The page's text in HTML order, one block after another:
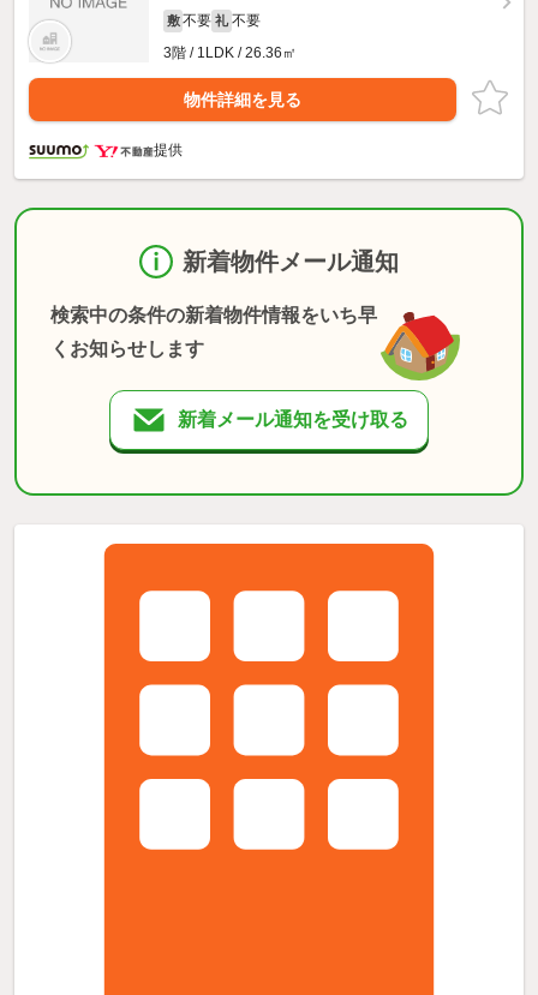
敷 不要 礼 不要
3階 / 1LDK / 26.36㎡
物件詳細を見る
提供
新着物件メール通知
検索中の条件の新着物件情報をいち早
くお知らせします
新着メール通知を受け取る